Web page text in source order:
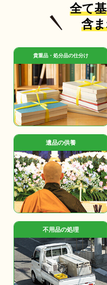
全て
含
貴重品・処分品の仕分け
遺品の供養
不用品の処理